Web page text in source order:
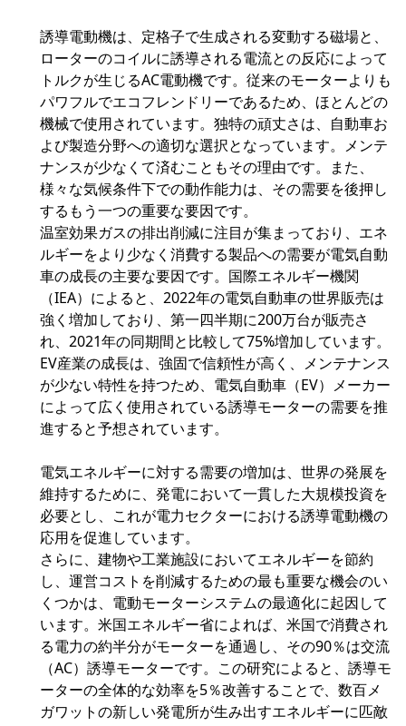
誘導電動機は、定格子で生成される変動する磁場と、
ローターのコイルに誘導される電流との反応によって
トルクが生じるAC電動機です。従来のモーターよりも
パワフルでエコフレンドリーであるため、ほとんどの
機械で使用されています。独特の頑丈さは、自動車お
よび製造分野への適切な選択となっています。メンテ
ナンスが少なくて済むこともその理由です。また、
様々な気候条件下での動作能力は、その需要を後押し
するもう一つの重要な要因です。
温室効果ガスの排出削減に注目が集まっており、エネ
ルギーをより少なく消費する製品への需要が電気自動
車の成長の主要な要因です。国際エネルギー機関
（IEA）によると、2022年の電気自動車の世界販売は
強く増加しており、第一四半期に200万台が販売さ
れ、2021年の同期間と比較して75%増加しています。
EV産業の成長は、強固で信頼性が高く、メンテナンス
が少ない特性を持つため、電気自動車（EV）メーカー
によって広く使用されている誘導モーターの需要を推
進すると予想されています。
電気エネルギーに対する需要の増加は、世界の発展を
維持するために、発電において一貫した大規模投資を
必要とし、これが電力セクターにおける誘導電動機の
応用を促進しています。
さらに、建物や工業施設においてエネルギーを節約
し、運営コストを削減するための最も重要な機会のい
くつかは、電動モーターシステムの最適化に起因して
います。米国エネルギー省によれば、米国で消費され
る電力の約半分がモーターを通過し、その90％は交流
（AC）誘導モーターです。この研究によると、誘導モ
ーターの全体的な効率を5％改善することで、数百メ
ガワットの新しい発電所が生み出すエネルギーに匹敵